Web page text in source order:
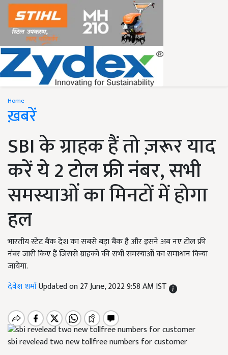
Home
ख़बरें
SBI के ग्राहक हैं तो ज़रूर याद
करें ये 2 टोल फ्री नंबर, सभी
समस्याओं का मिनटों में होगा
हल
भारतीय स्टेट बैंक देश का सबसे बड़ा बैंक है और इसने अब नए टोल फ्री
नंबर जारी किए हैं जिससे ग्राहकों की सभी समस्याओं का समाधान किया
जायेगा.
देवेश शर्माUpdated on 27 June, 2022 9:58 AM IST
sbi revelead two new tollfree numbers for customer